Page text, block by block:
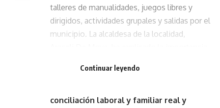
talleres de manualidades, juegos libres y
dirigidos, actividades grupales y salidas por el
municipio. La alcaldesa de la localidad,
Escuela de Pascua es una iniciativa que
conciliación laboral y familiar real y
Continuar leyendo